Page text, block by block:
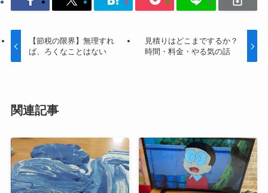
【節税の限界】無理すれ
ば、ろくなことはない
見積りはどこまでするか？
時間・料金・やる気の話
関連記事